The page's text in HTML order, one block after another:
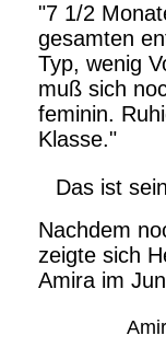
"7 1/2
gesamten
Typ, wenig
muß sich
feminin.
Klasse."
Das ist
Nachdem
zeigte sich
Amira im